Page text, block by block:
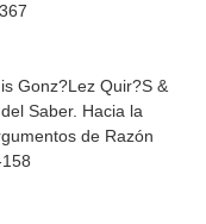
Gonz?Lez Quir?S &
Saber. Hacia la
de Razón